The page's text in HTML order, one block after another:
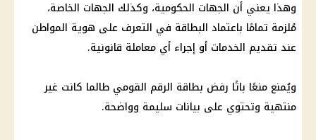
وهذا يعني أن الجهات الحكومية، وكذلك الجهات الخاصة،
مُلزمة تمامًا باعتماد البطاقة في التعرف على هوية المواطن
عند تقديم الخدمات أو إجراء أي معاملة قانونية.
ويُمنع منعًا باتًا رفض بطاقة الرقم القومي طالما كانت غير
منتهية وتحتوي على بيانات سليمة وواضحة.